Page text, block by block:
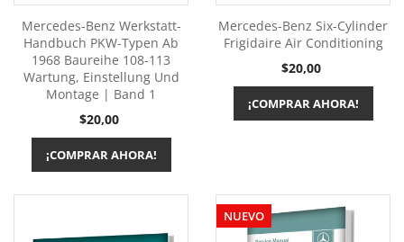
Mercedes-Benz Werkstatt-
Handbuch PKW-Typen Ab
1968 Baureihe 108-113
Wartung, Einstellung Und
Montage | Band 1
Precio
$20,00
¡COMPRAR AHORA!
Mercedes-Benz Six-Cylinder
Frigidaire Air Conditioning
Precio
$20,00
¡COMPRAR AHORA!
NUEVO